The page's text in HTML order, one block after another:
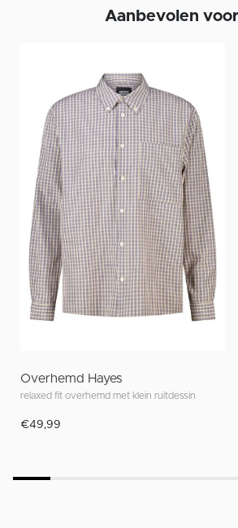
Aanbevolen
Overhemd Hayes
relaxed fit overhemd met klein ruitdessin
€49,99